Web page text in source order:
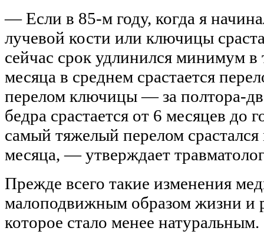
— Если в 85-м году, когда я
лучевой кости или ключицы
сейчас срок удлинился минимум в
месяца в среднем срастается
перелом ключицы — за полтора-
бедра срастается от 6 месяцев до
самый тяжелый перелом
месяца, — утверждает
Прежде всего такие изменения
малоподвижным образом жизни и
которое стало менее натуральным.